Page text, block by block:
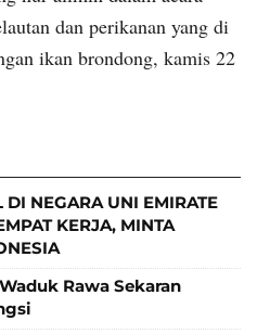
dan perikanan yang di
ikan brondong, kamis 22
NEGARA UNI EMIRATE
KERJA, MINTA
Rawa Sekaran